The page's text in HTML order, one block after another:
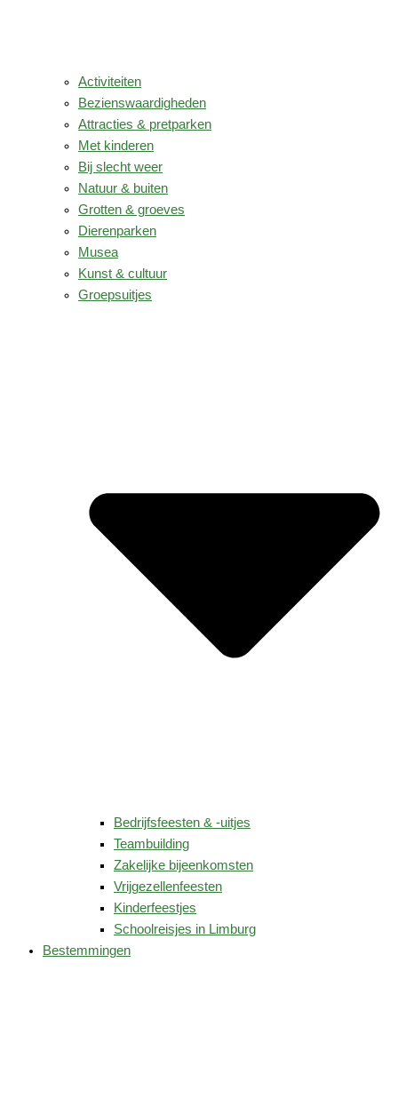
Activiteiten
Bezienswaardigheden
Attracties & pretparken
Met kinderen
Bij slecht weer
Natuur & buiten
Grotten & groeves
Dierenparken
Musea
Kunst & cultuur
Groepsuitjes
Bedrijfsfeesten & -uitjes
Teambuilding
Zakelijke bijeenkomsten
Vrijgezellenfeesten
Kinderfeestjes
Schoolreisjes in Limburg
Bestemmingen